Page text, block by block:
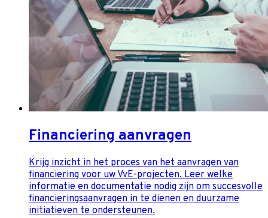
Financiering aanvragen
Krijg inzicht in het proces van het aanvragen van
financiering voor uw VvE-projecten. Leer welke
informatie en documentatie nodig zijn om succesvolle
financieringsaanvragen in te dienen en duurzame
initiatieven te ondersteunen.